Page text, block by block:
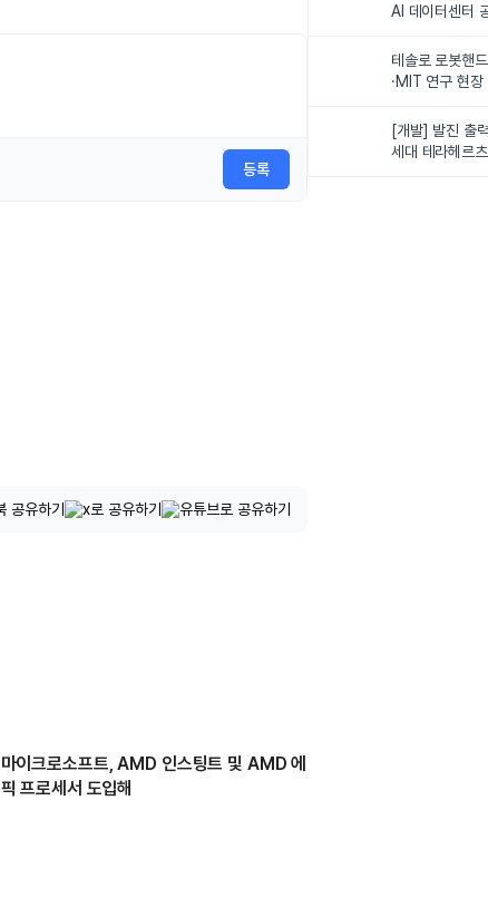
등록
마이크로소프트, AMD 인스팅트 및 AMD 에
픽 프로세서 도입해
AI 데이터센터
테솔로 로봇핸
·MIT 연구 현
화
[개발] 발진 출
세대 테라헤르